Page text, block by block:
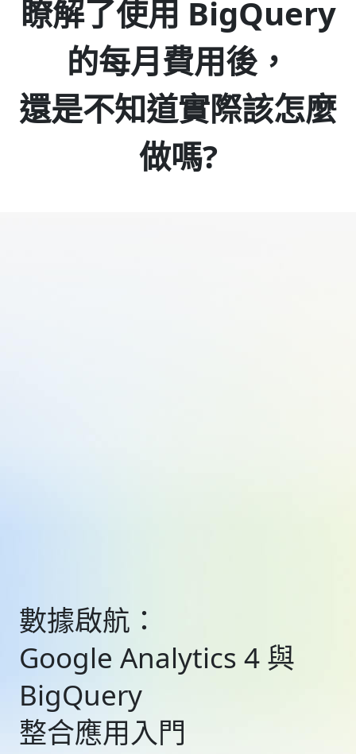
瞭解了使用 BigQuery
的每月費用後，
還是不知道實際該怎麼
做嗎?
數據啟航：
Google Analytics 4 與
BigQuery
整合應用入門